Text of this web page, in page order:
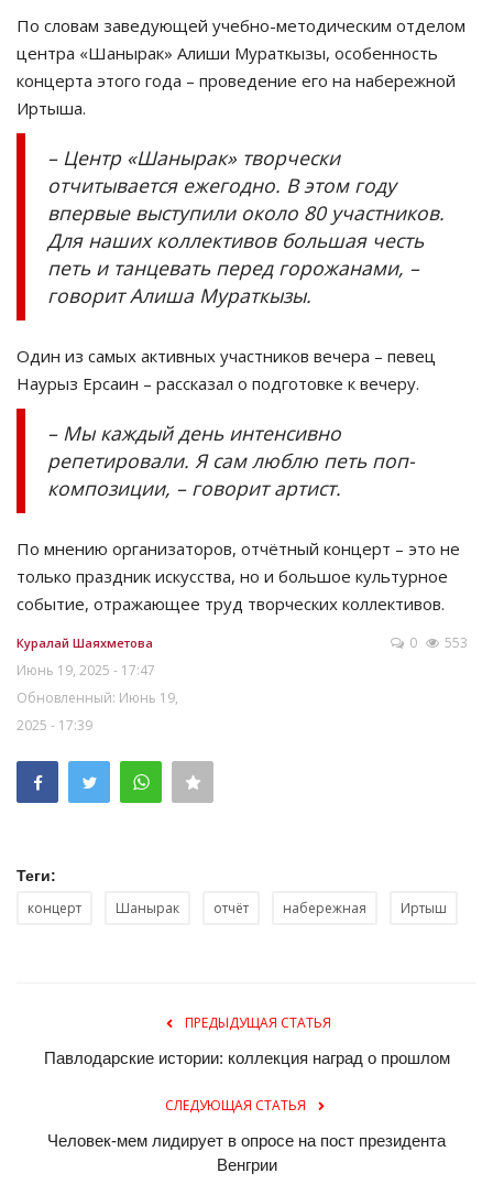
По словам заведующей учебно-методическим отделом
центра «Шанырак» Алиши Мураткызы, особенность
концерта этого года – проведение его на набережной
Иртыша.
– Центр «Шанырак» творчески
отчитывается ежегодно. В этом году
впервые выступили около 80 участников.
Для наших коллективов большая честь
петь и танцевать перед горожанами, –
говорит Алиша Мураткызы.
Один из самых активных участников вечера – певец
Наурыз Ерсаин – рассказал о подготовке к вечеру.
– Мы каждый день интенсивно
репетировали. Я сам люблю петь поп-
композиции, – говорит артист.
По мнению организаторов, отчётный концерт – это не
только праздник искусства, но и большое культурное
событие, отражающее труд творческих коллективов.
Куралай Шаяхметова
Июнь 19, 2025 - 17:47
Обновленный: Июнь 19,
2025 - 17:39
0 553
Теги:
концерт Шанырак отчёт набережная Иртыш
ПРЕДЫДУЩАЯ СТАТЬЯ
Павлодарские истории: коллекция наград о прошлом
СЛЕДУЮЩАЯ СТАТЬЯ
Человек-мем лидирует в опросе на пост президента
Венгрии